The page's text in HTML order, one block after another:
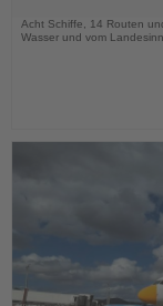
Acht Schiffe, 14 Routen
Wasser und vom